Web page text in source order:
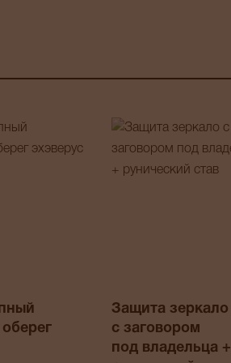
Защита зеркало
с заговором
под владельца +